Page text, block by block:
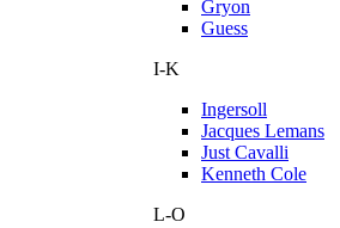
Gryon
Guess
I-K
Ingersoll
Jacques Lemans
Just Cavalli
Kenneth Cole
L-O